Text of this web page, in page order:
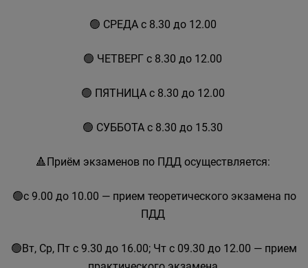
🟢 СРЕДА с 8.30 до 12.00
🟢 ЧЕТВЕРГ с 8.30 до 12.00
🟢 ПЯТНИЦА с 8.30 до 12.00
🟢 СУББОТА с 8.30 до 15.30
🔺Приём экзаменов по ПДД осуществляется:
🟢с 9.00 до 10.00 — прием теоретического экзамена по
ПДД
🟢Вт, Ср, Пт с 9.30 до 16.00; Чт с 09.30 до 12.00 — прием